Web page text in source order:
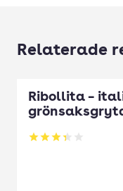
Relaterade
Ribollita –
Betyg: 3.38 av 5